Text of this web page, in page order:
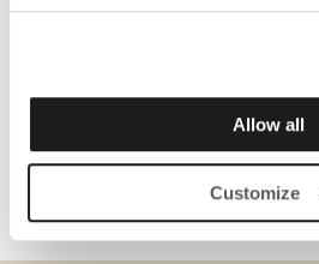
Allow all
Customize